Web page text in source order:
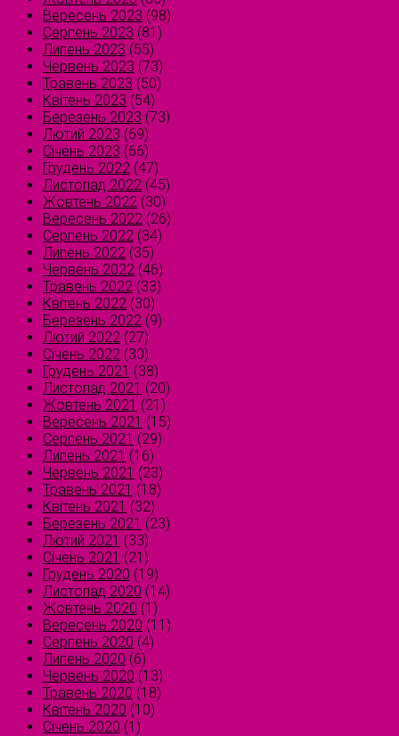
Вересень 2023 (98)
Серпень 2023 (81)
Липень 2023 (55)
Червень 2023 (73)
Травень 2023 (50)
Квітень 2023 (54)
Березень 2023 (73)
Лютий 2023 (69)
Січень 2023 (66)
Грудень 2022 (47)
Листопад 2022 (45)
Жовтень 2022 (30)
Вересень 2022 (26)
Серпень 2022 (34)
Липень 2022 (35)
Червень 2022 (46)
Травень 2022 (33)
Квітень 2022 (30)
Березень 2022 (9)
Лютий 2022 (27)
Січень 2022 (30)
Грудень 2021 (38)
Листопад 2021 (20)
Жовтень 2021 (21)
Вересень 2021 (15)
Серпень 2021 (29)
Липень 2021 (16)
Червень 2021 (23)
Травень 2021 (18)
Квітень 2021 (32)
Березень 2021 (23)
Лютий 2021 (33)
Січень 2021 (21)
Грудень 2020 (19)
Листопад 2020 (14)
Жовтень 2020 (1)
Вересень 2020 (11)
Серпень 2020 (4)
Липень 2020 (6)
Червень 2020 (13)
Травень 2020 (18)
Квітень 2020 (10)
Січень 2020 (1)